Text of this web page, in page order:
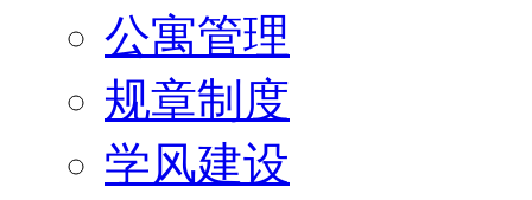
公寓管理
规章制度
学风建设